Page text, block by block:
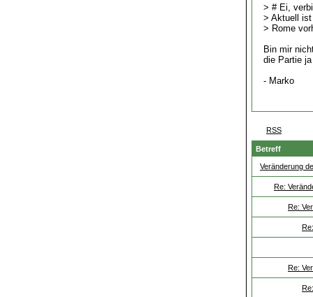
> # Ei,
> Aktuell ist
> Rome
Bin mir
die Partie
- Marko
RSS
Betreff
Veränderung
Re:
Re:
Re: